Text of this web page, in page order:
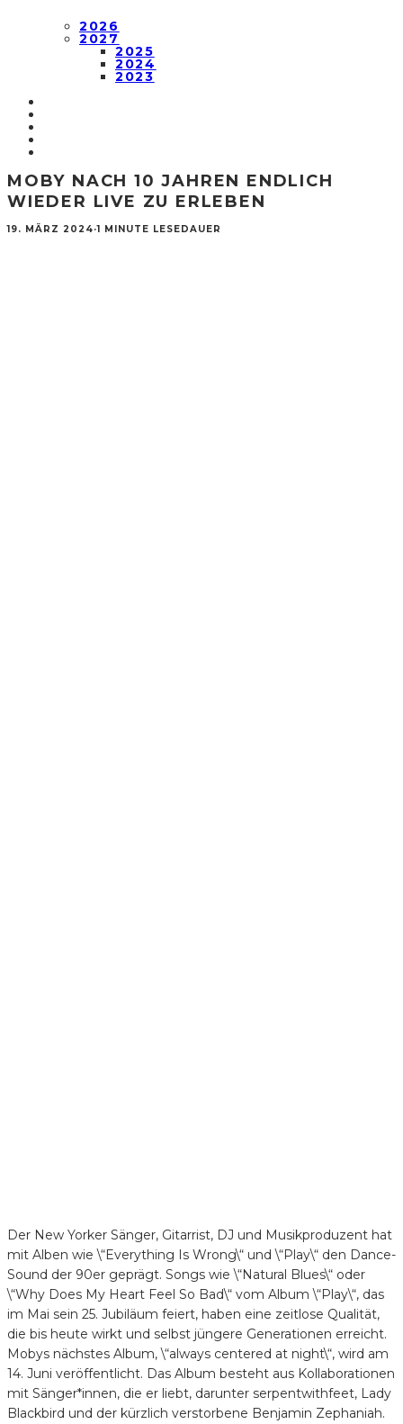
2026
2027
2025
2024
2023
MOBY NACH 10 JAHREN ENDLICH
WIEDER LIVE ZU ERLEBEN
19. MÄRZ 2024·1 MINUTE LESEDAUER
Der New Yorker Sänger, Gitarrist, DJ und Musikproduzent hat
mit Alben wie \“Everything Is Wrong\“ und \“Play\“ den Dance-
Sound der 90er geprägt. Songs wie \“Natural Blues\“ oder
\“Why Does My Heart Feel So Bad\“ vom Album \“Play\“, das
im Mai sein 25. Jubiläum feiert, haben eine zeitlose Qualität,
die bis heute wirkt und selbst jüngere Generationen erreicht.
Mobys nächstes Album, \“always centered at night\“, wird am
14. Juni veröffentlicht. Das Album besteht aus Kollaborationen
mit Sänger*innen, die er liebt, darunter serpentwithfeet, Lady
Blackbird und der kürzlich verstorbene Benjamin Zephaniah.